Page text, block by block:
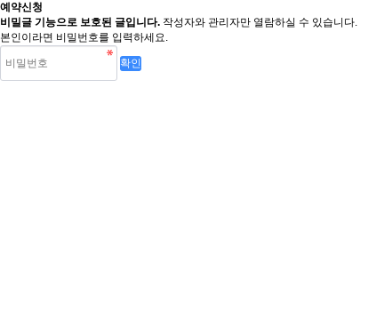
예약신청
비밀글 기능으로 보호된 글입니다. 작성자와 관리자만 열람하실 수 있습니다.
본인이라면 비밀번호를 입력하세요.